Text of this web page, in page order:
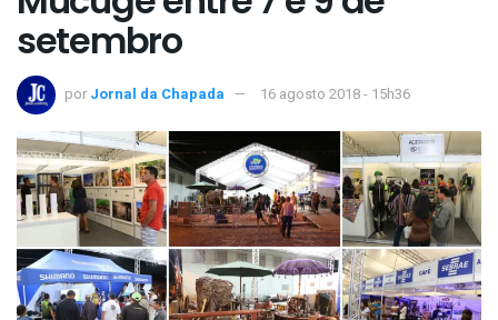
setembro
por Jornal da Chapada 16 agosto 2018 - 15h36